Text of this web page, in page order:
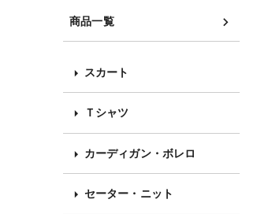
商品一覧
スカート
Ｔシャツ
カーディガン・ボレロ
セーター・ニット